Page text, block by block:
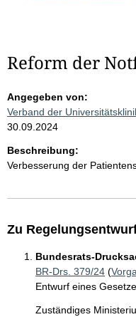
Reform der
Angegeben von:
Verband der
30.09.2024
Beschreibung:
Verbesserung der
Zu
Bundesrats-
BR-Drs. 379/24 (
Entwurf eines
Zuständiges